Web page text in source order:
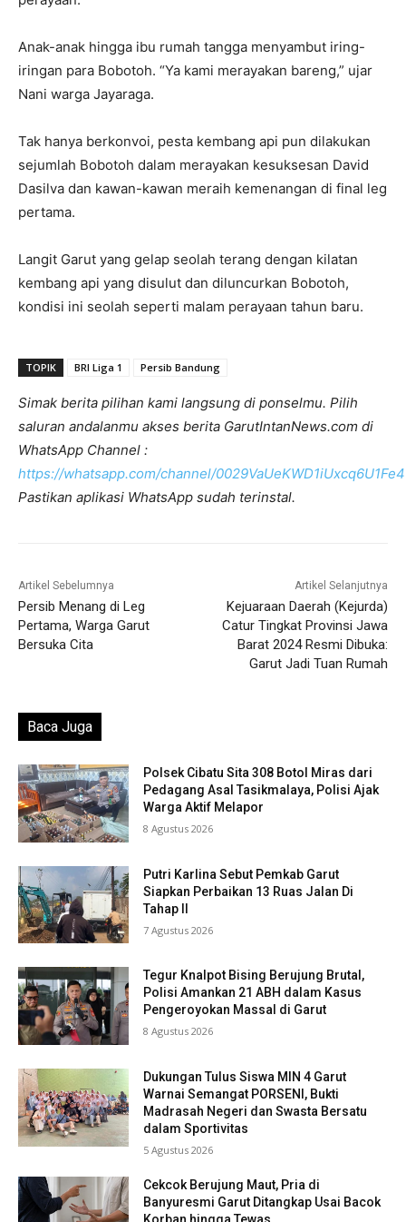
Anak-anak hingga ibu rumah tangga menyambut iring-
iringan para Bobotoh. “Ya kami merayakan bareng,” ujar
Nani warga Jayaraga.
Tak hanya berkonvoi, pesta kembang api pun dilakukan
sejumlah Bobotoh dalam merayakan kesuksesan David
Dasilva dan kawan-kawan meraih kemenangan di final leg
pertama.
Langit Garut yang gelap seolah terang dengan kilatan
kembang api yang disulut dan diluncurkan Bobotoh,
kondisi ini seolah seperti malam perayaan tahun baru.
TOPIK BRI Liga 1 Persib Bandung
Simak berita pilihan kami langsung di ponselmu. Pilih
saluran andalanmu akses berita GarutIntanNews.com di
WhatsApp Channel :
https://whatsapp.com/channel/
Pastikan aplikasi WhatsApp sudah terinstal.
Artikel Sebelumnya
Persib Menang di Leg
Pertama, Warga Garut
Bersuka Cita
Artikel Selanjutnya
Kejuaraan Daerah (Kejurda)
Catur Tingkat Provinsi Jawa
Barat 2024 Resmi Dibuka:
Garut Jadi Tuan Rumah
Baca Juga
Polsek Cibatu Sita 308 Botol Miras dari
Pedagang Asal Tasikmalaya, Polisi Ajak
Warga Aktif Melapor
8 Agustus 2026
Putri Karlina Sebut Pemkab Garut
Siapkan Perbaikan 13 Ruas Jalan Di
Tahap II
7 Agustus 2026
Tegur Knalpot Bising Berujung Brutal,
Polisi Amankan 21 ABH dalam Kasus
Pengeroyokan Massal di Garut
8 Agustus 2026
Dukungan Tulus Siswa MIN 4 Garut
Warnai Semangat PORSENI, Bukti
Madrasah Negeri dan Swasta Bersatu
dalam Sportivitas
5 Agustus 2026
Cekcok Berujung Maut, Pria di
Banyuresmi Garut Ditangkap Usai Bacok